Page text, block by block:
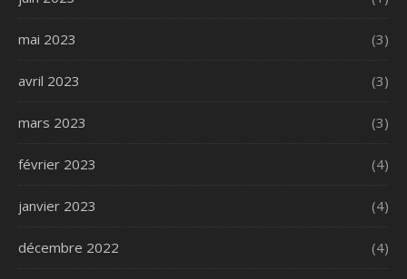
mai 2023 (3)
avril 2023 (3)
mars 2023 (3)
février 2023 (4)
janvier 2023 (4)
décembre 2022 (4)